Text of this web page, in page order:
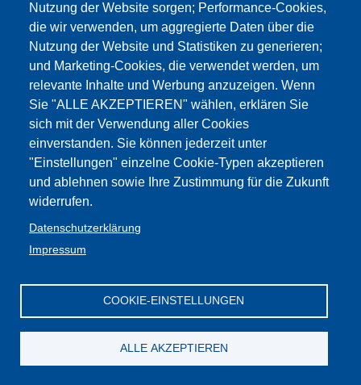
Nutzung der Website sorgen; Performance-Cookies,
die wir verwenden, um aggregierte Daten über die
Nutzung der Website und Statistiken zu generieren;
und Marketing-Cookies, die verwendet werden, um
relevante Inhalte und Werbung anzuzeigen. Wenn
Sie "ALLE AKZEPTIEREN" wählen, erklären Sie
sich mit der Verwendung aller Cookies
einverstanden. Sie können jederzeit unter
"Einstellungen" einzelne Cookie-Typen akzeptieren
und ablehnen sowie Ihre Zustimmung für die Zukunft
widerrufen.
Datenschutzerklärung
Impressum
COOKIE-EINSTELLUNGEN
ALLE AKZEPTIEREN
Nebentätigkeit
Inhalte: Dokumente 1
Dokumente
Lehrpersonal und Nebentätigkeiten.
Normen, Rundschreiben und Formulare
Impressum
Web-